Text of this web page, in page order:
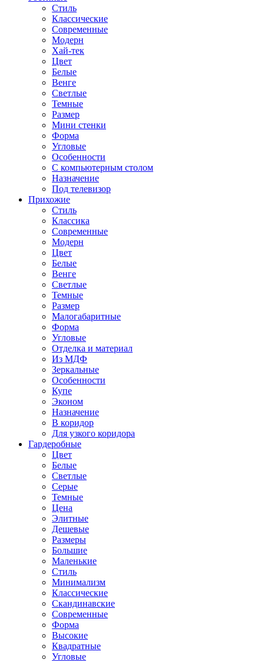
Стиль
Классические
Современные
Модерн
Хай-тек
Цвет
Белые
Венге
Светлые
Темные
Размер
Мини стенки
Форма
Угловые
Особенности
С компьютерным столом
Назначение
Под телевизор
Прихожие
Стиль
Классика
Современные
Модерн
Цвет
Белые
Венге
Светлые
Темные
Размер
Малогабаритные
Форма
Угловые
Отделка и материал
Из МДФ
Зеркальные
Особенности
Купе
Эконом
Назначение
В коридор
Для узкого коридора
Гардеробные
Цвет
Белые
Светлые
Серые
Темные
Цена
Элитные
Дешевые
Размеры
Большие
Маленькие
Стиль
Минимализм
Классические
Скандинавские
Современные
Форма
Высокие
Квадратные
Угловые